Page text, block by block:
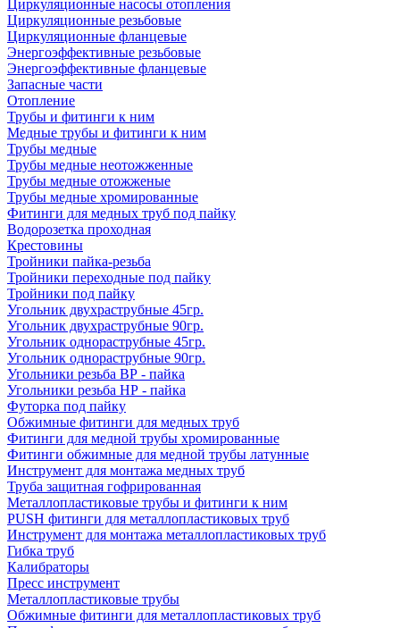
Циркуляционные насосы отопления
Циркуляционные резьбовые
Циркуляционные фланцевые
Энергоэффективные резьбовые
Энергоэффективные фланцевые
Запасные части
Отопление
Трубы и фитинги к ним
Медные трубы и фитинги к ним
Трубы медные
Трубы медные неотожженные
Трубы медные отожженые
Трубы медные хромированные
Фитинги для медных труб под пайку
Водорозетка проходная
Крестовины
Тройники пайка-резьба
Тройники переходные под пайку
Тройники под пайку
Угольник двухраструбные 45гр.
Угольник двухраструбные 90гр.
Угольник однораструбные 45гр.
Угольник однораструбные 90гр.
Угольники резьба ВР - пайка
Угольники резьба НР - пайка
Футорка под пайку
Обжимные фитинги для медных труб
Фитинги для медной трубы хромированные
Фитинги обжимные для медной трубы латунные
Инструмент для монтажа медных труб
Труба защитная гофрированная
Металлопластиковые трубы и фитинги к ним
PUSH фитинги для металлопластиковых труб
Инструмент для монтажа металлопластиковых труб
Гибка труб
Калибраторы
Пресс инструмент
Металлопластиковые трубы
Обжимные фитинги для металлопластиковых труб